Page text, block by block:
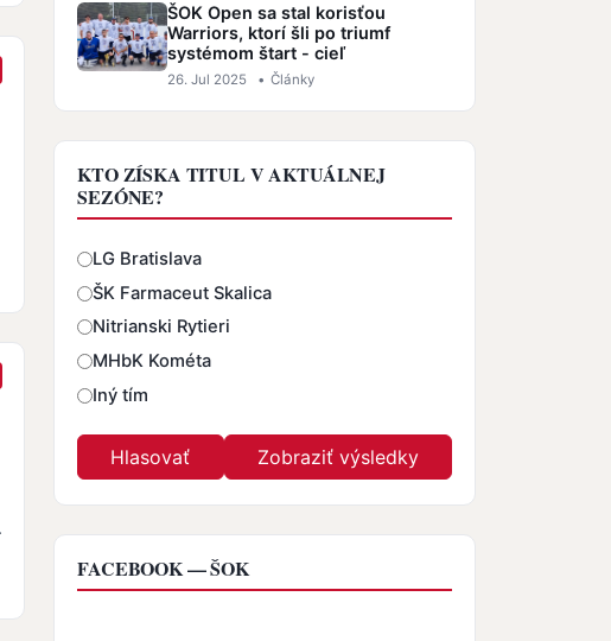
ŠOK Open sa stal korisťou
Warriors, ktorí šli po triumf
systémom štart - cieľ
26. Jul 2025 • Články
KTO ZÍSKA TITUL V AKTUÁLNEJ
SEZÓNE?
Odpovede
LG Bratislava
ŠK Farmaceut Skalica
Nitrianski Rytieri
MHbK Kométa
Iný tím
FACEBOOK — ŠOK